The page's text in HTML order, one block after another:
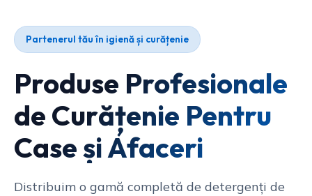
Partenerul tău în igienă și curățenie
Produse Profesionale
de Curățenie Pentru
Case și Afaceri
Distribuim o gamă completă de detergenți de